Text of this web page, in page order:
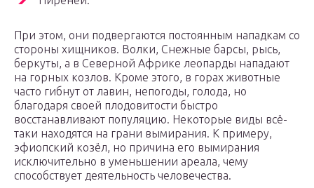
При этом, они подвергаются постоянным нападкам со
стороны хищников. Волки, Снежные барсы, рысь,
беркуты, а в Северной Африке леопарды нападают
на горных козлов. Кроме этого, в горах животные
часто гибнут от лавин, непогоды, голода, но
благодаря своей плодовитости быстро
восстанавливают популяцию. Некоторые виды всё-
таки находятся на грани вымирания. К примеру,
эфиопский козёл, но причина его вымирания
исключительно в уменьшении ареала, чему
способствует деятельность человечества.